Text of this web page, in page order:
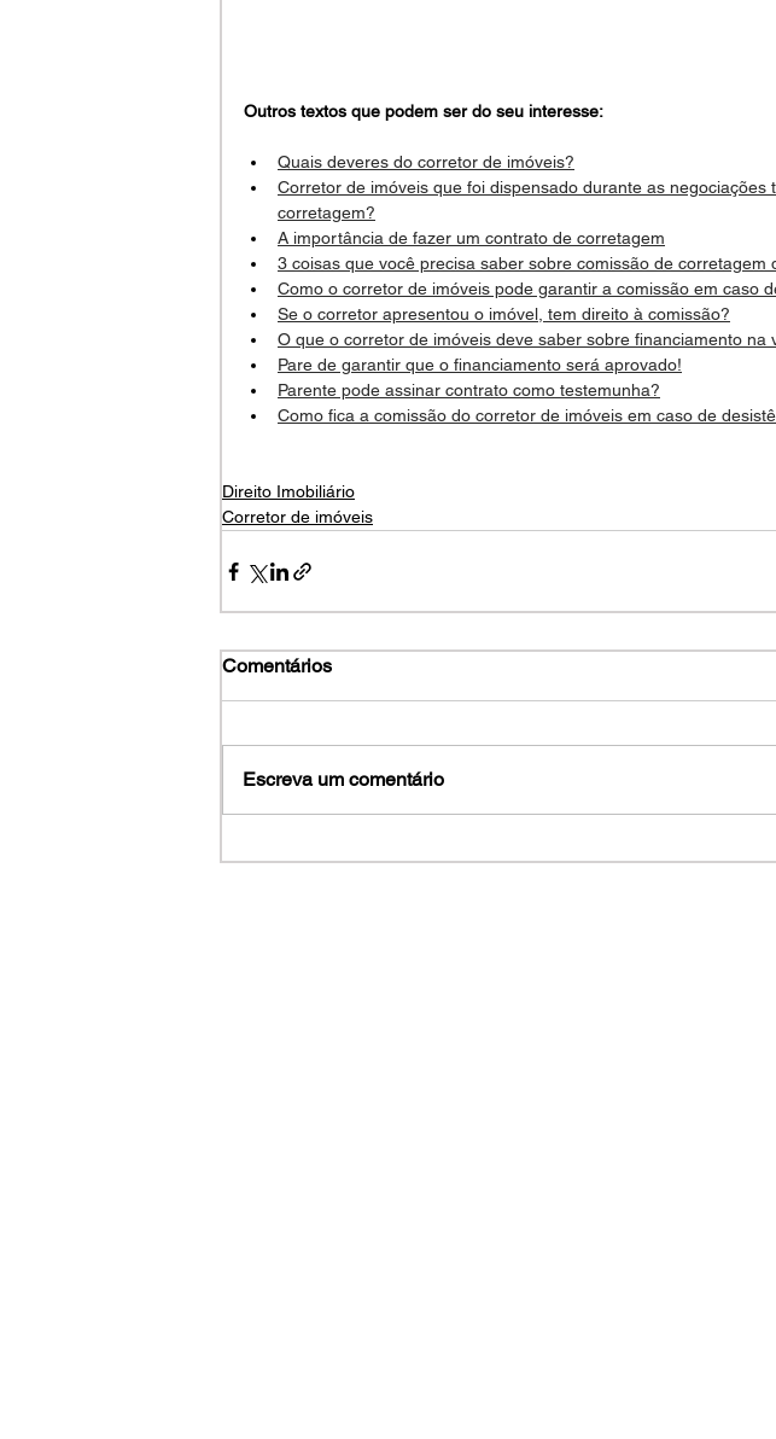
Outros textos que podem ser do seu interesse:
Quais deveres do corretor de imóveis?
Corretor de imóveis que foi dispensado durante as negociações
corretagem?
A importância de fazer um contrato de corretagem
3 coisas que você precisa saber sobre comissão de corretagem
Como o corretor de imóveis pode garantir a comissão em caso
Se o corretor apresentou o imóvel, tem direito à comissão?
O que o corretor de imóveis deve saber sobre financiamento na
Pare de garantir que o financiamento será aprovado!
Parente pode assinar contrato como testemunha?
Como fica a comissão do corretor de imóveis em caso de
Direito Imobiliário
Corretor de imóveis
Comentários
Escreva um comentário